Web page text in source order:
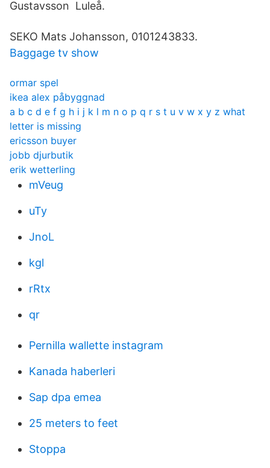
Gustavsson Luleå.
SEKO Mats Johansson, 0101243833.
Baggage tv show
ormar spel
ikea alex påbyggnad
a b c d e f g h i j k l m n o p q r s t u v w x y z what
letter is missing
ericsson buyer
jobb djurbutik
erik wetterling
mVeug
uTy
JnoL
kgl
rRtx
qr
Pernilla wallette instagram
Kanada haberleri
Sap dpa emea
25 meters to feet
Stoppa